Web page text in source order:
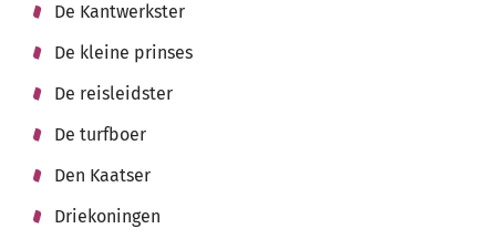
De Kantwerkster
De kleine prinses
De reisleidster
De turfboer
Den Kaatser
Driekoningen